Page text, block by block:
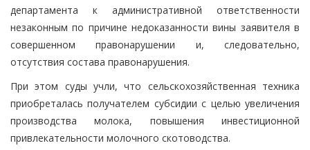
департамента к административной ответственности
незаконным по причине недоказанности вины заявителя в
совершенном правонарушении и, следовательно,
отсутствия состава правонарушения.
При этом суды учли, что сельскохозяйственная техника
приобреталась получателем субсидии с целью увеличения
производства молока, повышения инвестиционной
привлекательности молочного скотоводства.